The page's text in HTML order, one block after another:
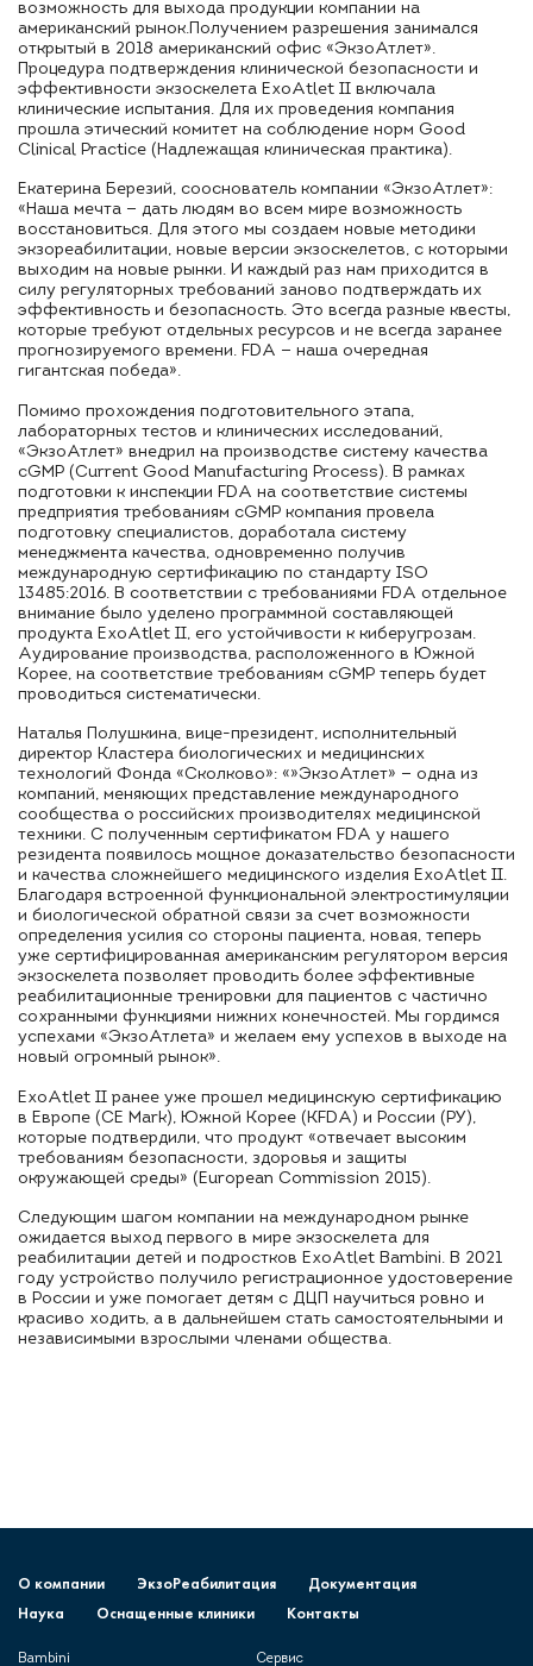
возможность для выхода продукции компании на
американский рынок.Получением разрешения занимался
открытый в 2018 американский офис «ЭкзоАтлет».
Процедура подтверждения клинической безопасности и
эффективности экзоскелета ExoAtlet II включала
клинические испытания. Для их проведения компания
прошла этический комитет на соблюдение норм Good
Clinical Practice (Надлежащая клиническая практика).
Екатерина Березий, сооснователь компании «ЭкзоАтлет»:
«Наша мечта — дать людям во всем мире возможность
восстановиться. Для этого мы создаем новые методики
экзореабилитации, новые версии экзоскелетов, с которыми
выходим на новые рынки. И каждый раз нам приходится в
силу регуляторных требований заново подтверждать их
эффективность и безопасность. Это всегда разные квесты,
которые требуют отдельных ресурсов и не всегда заранее
прогнозируемого времени. FDA — наша очередная
гигантская победа».
Помимо прохождения подготовительного этапа,
лабораторных тестов и клинических исследований,
«ЭкзоАтлет» внедрил на производстве систему качества
cGMP (Current Good Manufacturing Process). В рамках
подготовки к инспекции FDA на соответствие системы
предприятия требованиям cGMP компания провела
подготовку специалистов, доработала систему
менеджмента качества, одновременно получив
международную сертификацию по стандарту ISO
13485:2016. В соответствии с требованиями FDA отдельное
внимание было уделено программной составляющей
продукта ExoAtlet II, его устойчивости к киберугрозам.
Аудирование производства, расположенного в Южной
Корее, на соответствие требованиям cGMP теперь будет
проводиться систематически.
Наталья Полушкина, вице-президент, исполнительный
директор Кластера биологических и медицинских
технологий Фонда «Сколково»: «»ЭкзоАтлет» — одна из
компаний, меняющих представление международного
сообщества о российских производителях медицинской
техники. С полученным сертификатом FDA у нашего
резидента появилось мощное доказательство безопасности
и качества сложнейшего медицинского изделия ExoAtlet II.
Благодаря встроенной функциональной электростимуляции
и биологической обратной связи за счет возможности
определения усилия со стороны пациента, новая, теперь
уже сертифицированная американским регулятором версия
экзоскелета позволяет проводить более эффективные
реабилитационные тренировки для пациентов с частично
сохранными функциями нижних конечностей. Мы гордимся
успехами «ЭкзоАтлета» и желаем ему успехов в выходе на
новый огромный рынок».
ExoAtlet II ранее уже прошел медицинскую сертификацию
в Европе (CE Mark), Южной Корее (KFDA) и России (РУ),
которые подтвердили, что продукт «отвечает высоким
требованиям безопасности, здоровья и защиты
окружающей среды» (European Commission 2015).
Следующим шагом компании на международном рынке
ожидается выход первого в мире экзоскелета для
реабилитации детей и подростков ExoAtlet Bambini. В 2021
году устройство получило регистрационное удостоверение
в России и уже помогает детям с ДЦП научиться ровно и
красиво ходить, а в дальнейшем стать самостоятельными и
независимыми взрослыми членами общества.
О компании ЭкзоРеабилитация
Документация
Наука
Оснащенные клиники Контакты
Bambini Сервис